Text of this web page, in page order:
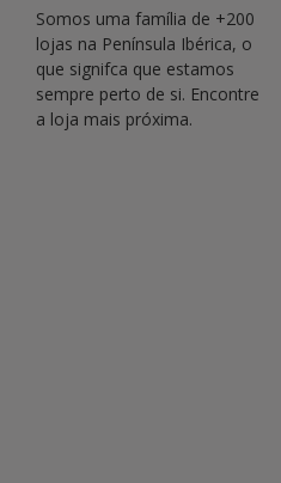
Somos uma família de +200
lojas na Península Ibérica, o
que signifca que estamos
sempre perto de si. Encontre
a loja mais próxima.